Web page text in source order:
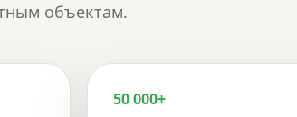
объектам.
50 000+